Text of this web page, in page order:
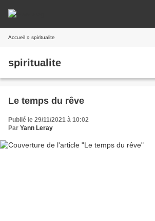
Accueil » spiritualite
spiritualite
Le temps du rêve
Publié le 29/11/2021 à 10:02
Par Yann Leray